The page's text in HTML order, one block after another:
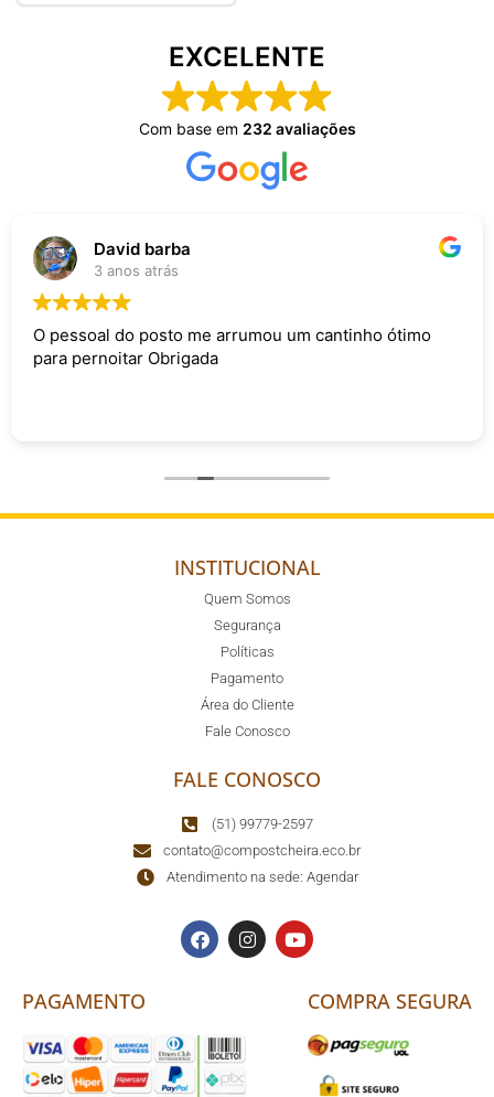
EXCELENTE
Com base em 232 avaliações
David barba
3 anos atrás
O pessoal do posto me arrumou um cantinho ótimo
para pernoitar Obrigada
INSTITUCIONAL
Quem Somos
Segurança
Políticas
Pagamento
Área do Cliente
Fale Conosco
FALE CONOSCO
(51) 99779-2597
contato@compostcheira.eco.br
Atendimento na sede: Agendar
PAGAMENTO COMPRA SEGURA